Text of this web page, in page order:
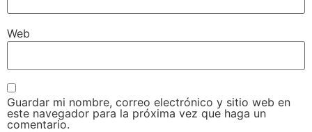
Web
Guardar mi nombre, correo electrónico y sitio web en
este navegador para la próxima vez que haga un
comentario.